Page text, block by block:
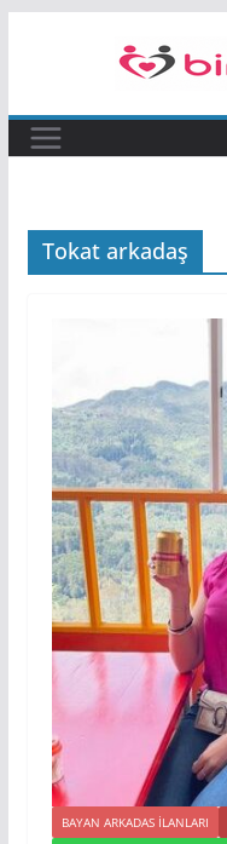
Tokat arkadaş
BAYAN ARKADAS ILANLARI